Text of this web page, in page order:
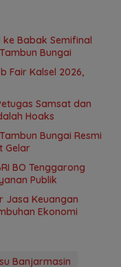
Babak Semifinal
Bungai
Fair Kalsel 2026,
Samsat dan
Hoaks
Bungai Resmi
Gelar
BO Tenggarong
Publik
Jasa Keuangan
Ekonomi
Banjarmasin